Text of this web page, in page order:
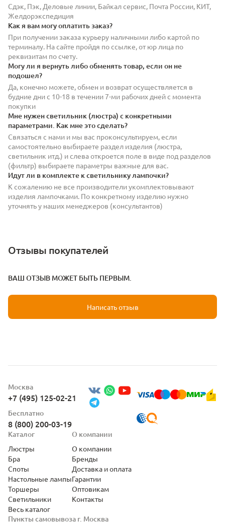
Сдэк, Пэк, Деловые линии, Байкал сервис, Почта России, КИТ,
Желдорэкспедиция
Как я вам могу оплатить заказ?
При получении заказа курьеру наличными либо картой по
терминалу. На сайте пройдя по ссылке, от юр лица по
реквизитам по счету.
Могу ли я вернуть либо обменять товар, если он не
подошел?
Да, конечно можете, обмен и возврат осуществляется в
будние дни с 10-18 в течении 7-ми рабочих дней с момента
покупки
Мне нужен светильник (люстра) с конкретными
параметрами. Как мне это сделать?
Связаться с нами и мы вас проконсультируем, если
самостоятельно выбираете раздел изделия (люстра,
светильник итд.) и слева откроется поле в виде под разделов
(фильтр) выбираете параметры важные для вас.
Идут ли в комплекте к светильнику лампочки?
К сожалению не все производители укомплектовывают
изделия лампочками. По конкретному изделию нужно
уточнять у наших менеджеров (консультантов)
Отзывы покупателей
ВАШ ОТЗЫВ МОЖЕТ БЫТЬ ПЕРВЫМ.
Написать отзыв
Москва
+7 (495) 125-02-21
Бесплатно
8 (800) 200-03-19
Пункты самовывоза г. Москва
Каталог
Люстры
Бра
Споты
Настольные лампы
Торшеры
Светильники
Весь каталог
О компании
О компании
Бренды
Доставка и оплата
Гарантии
Оптовикам
Контакты